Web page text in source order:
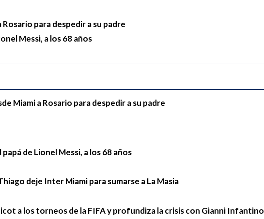
para despedir a su padre
Messi, a los 68 años
Miami a Rosario para despedir a su padre
de Lionel Messi, a los 68 años
deje Inter Miami para sumarse a La Masia
a los torneos de la FIFA y profundiza la crisis con Gianni Infantino